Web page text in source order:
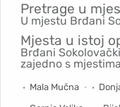
Pretrage u
U mjestu Brđani
Mjesta u istoj
Brđani
zajedno s
Mala Mučna